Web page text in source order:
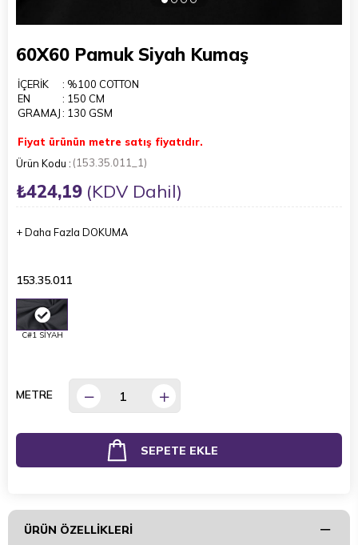
60X60 Pamuk Siyah Kumaş
İÇERİK
: %100 COTTON
EN
: 150 CM
GRAMAJ: 130 GSM
Fiyat ürünün metre satış fiyatıdır.
(153.35.011_1)
₺424,19 (KDV Dahil)
+Daha Fazla DOKUMA
153.35.011
C#1 SİYAH
METRE
ÜRÜN ÖZELLIKLERI